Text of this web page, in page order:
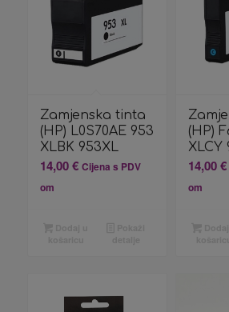
Zamjenska tinta
(HP) L0S70AE 953
XLBK 953XL
14,00€ Cijena s PDV
om
(HP)
XLCY
14,00€
om